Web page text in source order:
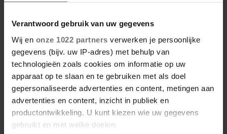
Verantwoord gebruik van uw gegevens
Wij en onze 1022 partners verwerken je persoonlijke
gegevens (bijv. uw IP-adres) met behulp van
technologieën zoals cookies om informatie op uw
apparaat op te slaan en te gebruiken met als doel
gepersonaliseerde advertenties en content, metingen aan
advertenties en content, inzicht in publiek en
productontwikkeling. U kunt kiezen wie uw gegevens
gebruikt en met welke doelen.